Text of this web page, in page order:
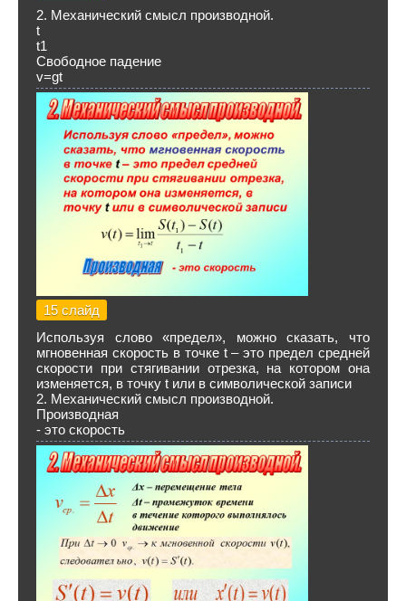
2. Механический смысл производной.
t
t1
Свободное падение
v=gt
15 слайд
Используя слово «предел», можно сказать, что
мгновенная скорость в точке t – это предел средней
скорости при стягивании отрезка, на котором она
изменяется, в точку t или в символической записи
2. Механический смысл производной.
Производная
- это скорость